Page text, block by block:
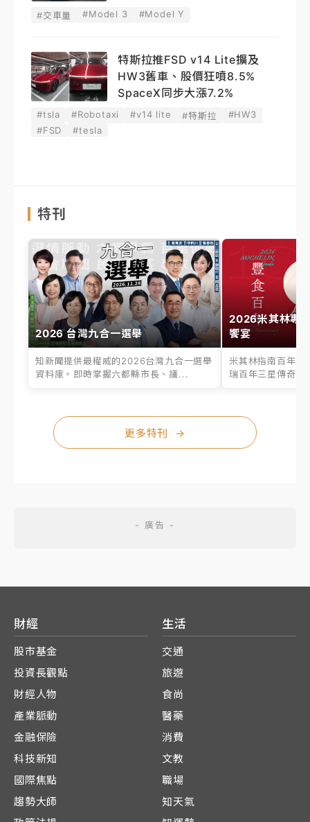
#交車量 #Model 3 #Model Y
特斯拉推FSD v14 Lite擴及
HW3舊車、股價狂噴8.5%
SpaceX同步大漲7.2%
#tsla #Robotaxi #v14 lite #特斯拉
#HW3
#FSD
#tesla
特刊
2026 台灣九合一選舉
知新聞提供最權威的2026台灣九合一選舉
資料庫。即時掌握六都縣市長、議...
2026米其林專
饗宴
米其林指南百年之
瑞百年三星傳奇、
更多特刊 →
財經
股市基金
投資長觀點
財經人物
產業脈動
金融保險
科技新知
國際焦點
趨勢大師
生活
交通
旅遊
食尚
醫藥
消費
文教
職場
知天氣